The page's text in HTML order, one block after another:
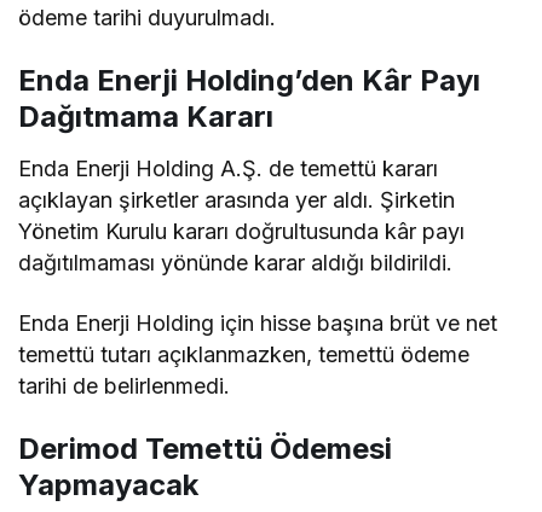
ödeme tarihi duyurulmadı.
Enda Enerji Holding’den Kâr Payı
Dağıtmama Kararı
Enda Enerji Holding A.Ş. de temettü kararı
açıklayan şirketler arasında yer aldı. Şirketin
Yönetim Kurulu kararı doğrultusunda kâr payı
dağıtılmaması yönünde karar aldığı bildirildi.
Enda Enerji Holding için hisse başına brüt ve net
temettü tutarı açıklanmazken, temettü ödeme
tarihi de belirlenmedi.
Derimod Temettü Ödemesi
Yapmayacak